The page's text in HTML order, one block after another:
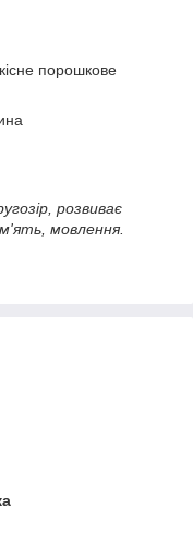
порошкове
розвиває
мовлення.